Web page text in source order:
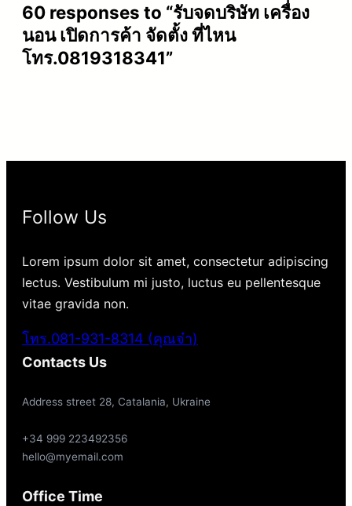
60 responses to “รับจดบริษัท เครื่อง
นอน เปิดการค้า จัดตั้ง ที่ไหน
โทร.0819318341”
Follow Us
Lorem ipsum dolor sit amet, consectetur adipiscing
lectus. Vestibulum mi justo, luctus eu pellentesque
vitae gravida non.
โทร.081-931-8314 (คุณจ๋า)
Contacts Us
Address street 28, Catalania, Ukraine
+34 999 223492356
hello@myemail.com
Office Time